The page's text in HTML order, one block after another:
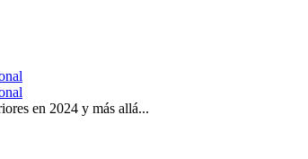
en 2024 y más allá...